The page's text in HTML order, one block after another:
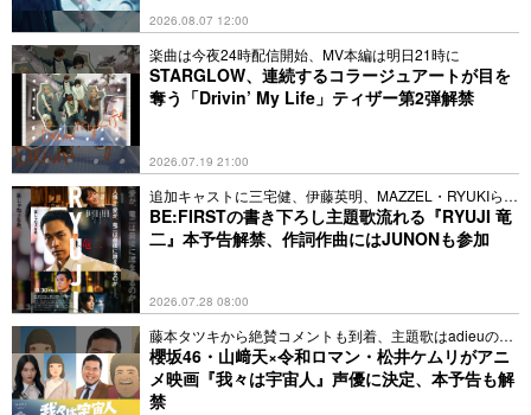
2026.08.07 12:00
楽曲は今夜24時配信開始、MV本編は明日21時に
STARGLOW、連続するコラージュアートが目を
奪う「Drivin’ My Life」ティザー第2弾解禁
2026.07.19 21:00
追加キャストに三宅健、伊藤英明、MAZZEL・RYUKIら5
名
BE:FIRSTの書き下ろし主題歌流れる『RYUJI 竜
二』本予告解禁、作詞作曲にはJUNONも参加
2026.07.28 08:00
藤本タツキから絶賛コメントも到着、主題歌はadieuの新
曲に
櫻坂46・山﨑天×令和ロマン・松井ケムリがアニ
メ映画『我々は宇宙人』声優に決定、本予告も解
禁